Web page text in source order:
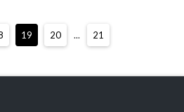
19 20 ... 21